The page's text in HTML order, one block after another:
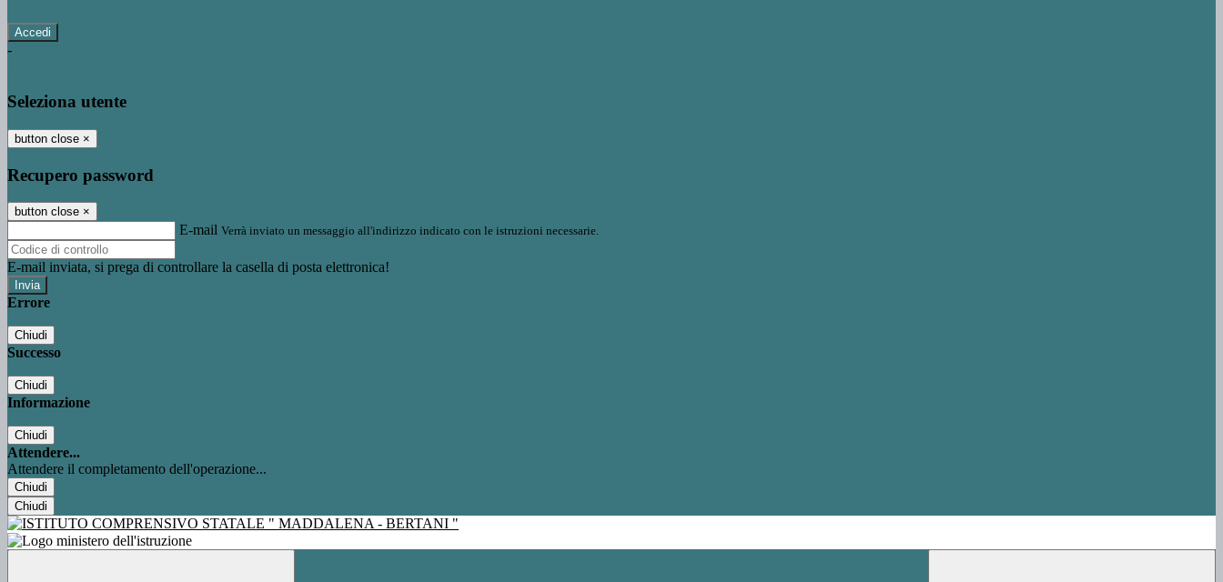
-
Seleziona utente
button close ×
Recupero password
button close ×
E-mail Verrà inviato un messaggio all'indirizzo indicato con le istruzioni necessarie.
E-mail inviata, si prega di controllare la casella di posta elettronica!
Errore
Chiudi
Successo
Chiudi
Informazione
Chiudi
Attendere...
Attendere il completamento dell'operazione...
Chiudi
Chiudi